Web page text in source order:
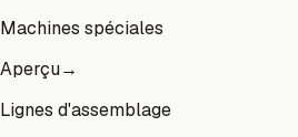
Machines spéciales
Aperçu→
Lignes d'assemblage